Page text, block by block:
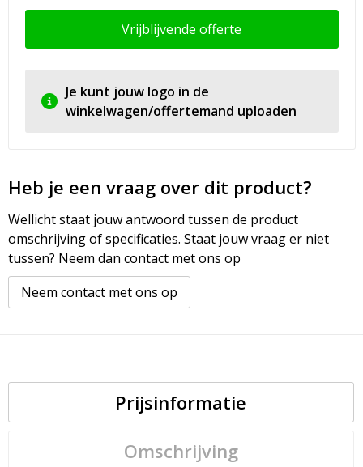
Vrijblijvende offerte
Je kunt jouw logo in de
winkelwagen/offertemand uploaden
Heb je een vraag over dit product?
Wellicht staat jouw antwoord tussen de product
omschrijving of specificaties. Staat jouw vraag er niet
tussen? Neem dan contact met ons op
Neem contact met ons op
Prijsinformatie
Omschrijving